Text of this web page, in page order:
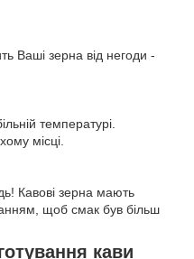
Ваші зерна від негоди -
температурі.
місці.
Кавові зерна мають
щоб смак був більш
кави